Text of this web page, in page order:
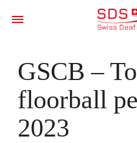
GSCB –
floorball
2023